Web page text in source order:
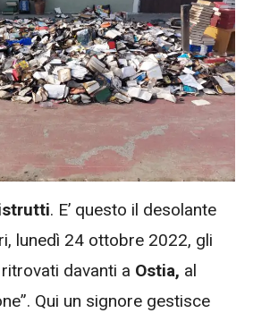
. E’ questo il desolante
lunedì 24 ottobre 2022, gli
davanti a Ostia, al
Qui un signore gestisce